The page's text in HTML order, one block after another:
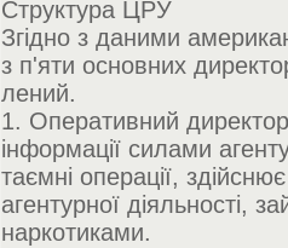
Структура ЦРУ
Згідно з даними
з п'яти основних
лений.
1. Оперативний
інформації силами
таємні операції,
агентурної діяльності,
наркотиками.